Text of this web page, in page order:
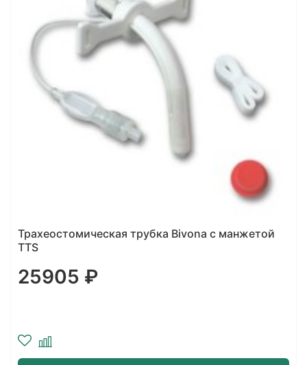
Трахеостомическая трубка Bivona с манжетой
TTS
25905 ₽